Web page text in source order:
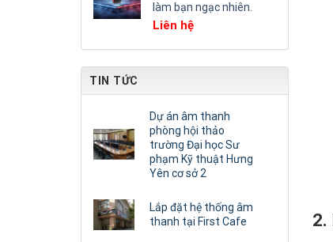
làm bạn ngạc nhiên.
Liên hệ
TIN TỨC
Dự án âm thanh
phòng hội thảo
trường Đại học Sư
phạm Kỹ thuật Hưng
Yên cơ sở 2
Lắp đặt hệ thống âm
thanh tại First Cafe
2.